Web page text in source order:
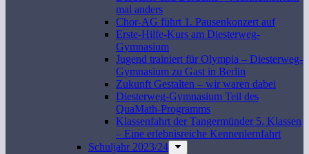
mal anders
Chor-AG führt 1. Pausenkonzert auf
Erste-Hilfe-Kurs am Diesterweg-
Gymnasium
Jugend trainiert für Olympia – Diesterweg-
Gymnasium zu Gast in Berlin
Zukunft Gestalten – wir waren dabei
Diesterweg-Gymnasium Teil des
QuaMath-Programms
Klassenfahrt der Tangermünder 5. Klassen
– Eine erlebnisreiche Kennenlernfahrt
Schuljahr 2023/24